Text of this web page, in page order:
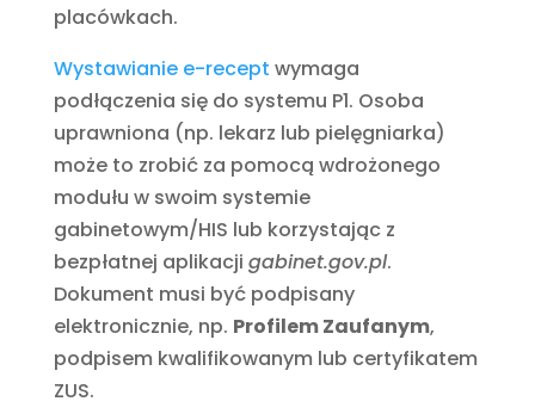
placówkach.
Wystawianie e-recept wymaga
podłączenia się do systemu P1. Osoba
uprawniona (np. lekarz lub pielęgniarka)
może to zrobić za pomocą wdrożonego
modułu w swoim systemie
gabinetowym/HIS lub korzystając z
bezpłatnej aplikacji gabinet.gov.pl.
Dokument musi być podpisany
elektronicznie, np. Profilem Zaufanym,
podpisem kwalifikowanym lub certyfikatem
ZUS.